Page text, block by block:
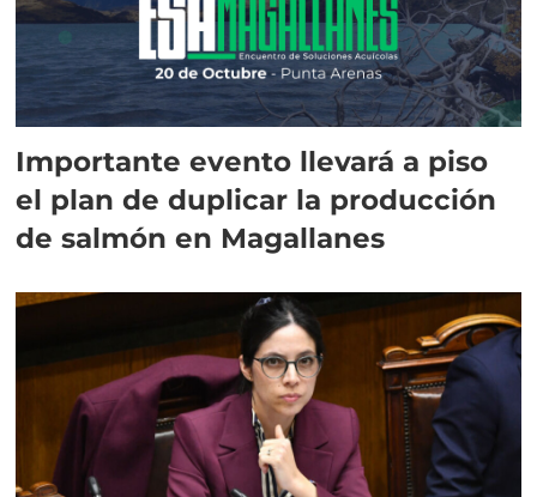
Importante evento llevará a piso
el plan de duplicar la producción
de salmón en Magallanes